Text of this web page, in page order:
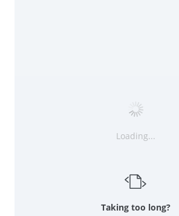
Loading...
Taking too long?